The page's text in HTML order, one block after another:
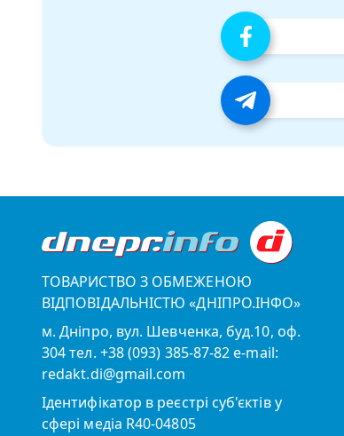
ТОВАРИСТВО З ОБМЕЖЕНОЮ
ВІДПОВІДАЛЬНІСТЮ «ДНІПРО.ІНФО»
м. Дніпро, вул. Шевченка, буд.10, оф.
304 тел. +38 (093) 385-87-82 e-mail:
redakt.di@gmail.com
Ідентифікатор в реєстрі суб'єктів у
сфері медіа R40-04805